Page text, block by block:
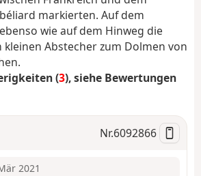
markierten. Auf dem
wie auf dem Hinweg die
kleinen Abstecher zum Dolmen von
(3), siehe Bewertungen
Nr.6092866
2021